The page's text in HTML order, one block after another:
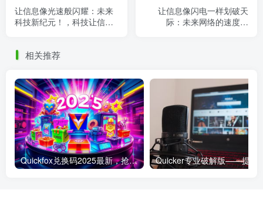
让信息像光速般闪耀：未来
科技新纪元！，科技让信息
让信息像闪电一样划破天
际：未来网络的速度狂
相关推荐
Quickfox兑换码2025最新，抢先获取专属福利！